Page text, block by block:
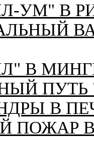
УМ" В
В
ПУТЬ
В
ПОЖАР